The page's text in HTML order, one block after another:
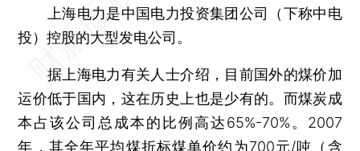
上海电力是中国电力投资集团公司（下称中电
投）控股的大型发电公司。
据上海电力有关人士介绍，目前国外的煤价加
运价低于国内，这在历史上也是少有的。而煤炭成
本占该公司总成本的比例高达65%-70%。2007
年，其全年平均煤折标煤单价约为700元/吨（含